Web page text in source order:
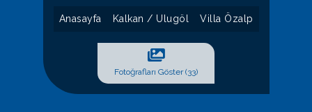
Anasayfa Kalkan / Ulugöl Villa Özalp
Fotoğrafları Göster (33)